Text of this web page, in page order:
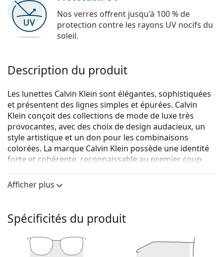
Nos verres offrent jusqu'à 100 % de
protection contre les rayons UV nocifs du
soleil.
Description du produit
Les lunettes Calvin Klein sont élégantes, sophistiquées
et présentent des lignes simples et épurées. Calvin
Klein conçoit des collections de mode de luxe très
provocantes, avec des choix de design audacieux, un
style artistique et un don pour les combinaisons
colorées. La marque Calvin Klein possède une identité
forte et cohérente, reconnaissable au premier coup
Calvin Klein CK21701 235 16 51
Voyez de quoi vous avez l'air avec ces lunettes grâce à
la fonction d'essai virtuel de Lentiamo.
Monture de lunettes de vue
Afficher plus
Spécificités du produit